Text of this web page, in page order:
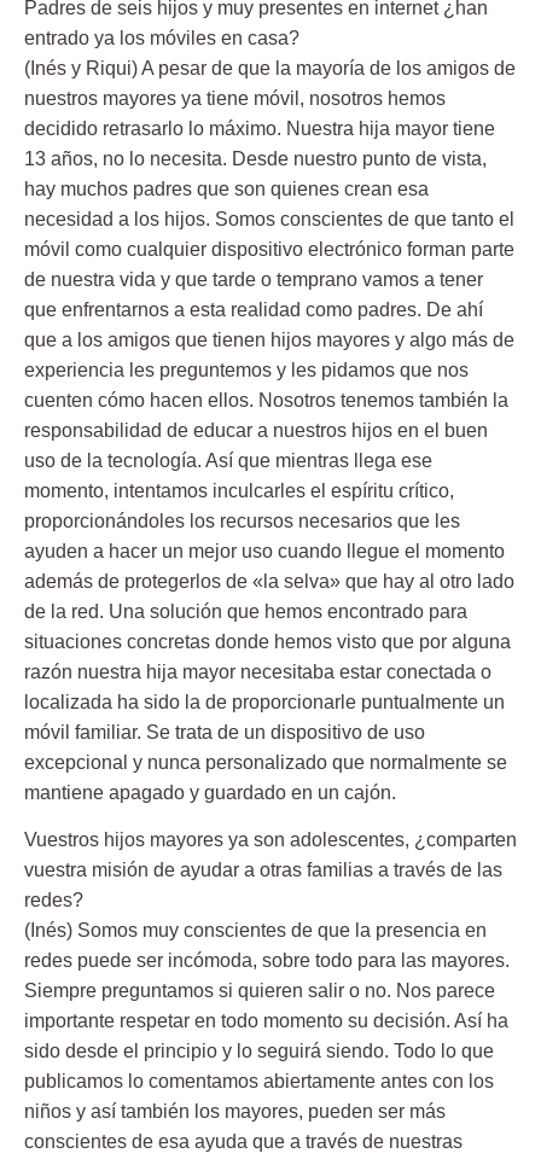
Padres de seis hijos y muy presentes en internet ¿han
entrado ya los móviles en casa?
(Inés y Riqui) A pesar de que la mayoría de los amigos de
nuestros mayores ya tiene móvil, nosotros hemos
decidido retrasarlo lo máximo. Nuestra hija mayor tiene
13 años, no lo necesita. Desde nuestro punto de vista,
hay muchos padres que son quienes crean esa
necesidad a los hijos. Somos conscientes de que tanto el
móvil como cualquier dispositivo electrónico forman parte
de nuestra vida y que tarde o temprano vamos a tener
que enfrentarnos a esta realidad como padres. De ahí
que a los amigos que tienen hijos mayores y algo más de
experiencia les preguntemos y les pidamos que nos
cuenten cómo hacen ellos. Nosotros tenemos también la
responsabilidad de educar a nuestros hijos en el buen
uso de la tecnología. Así que mientras llega ese
momento, intentamos inculcarles el espíritu crítico,
proporcionándoles los recursos necesarios que les
ayuden a hacer un mejor uso cuando llegue el momento
además de protegerlos de «la selva» que hay al otro lado
de la red. Una solución que hemos encontrado para
situaciones concretas donde hemos visto que por alguna
razón nuestra hija mayor necesitaba estar conectada o
localizada ha sido la de proporcionarle puntualmente un
móvil familiar. Se trata de un dispositivo de uso
excepcional y nunca personalizado que normalmente se
mantiene apagado y guardado en un cajón.
Vuestros hijos mayores ya son adolescentes, ¿comparten
vuestra misión de ayudar a otras familias a través de las
redes?
(Inés) Somos muy conscientes de que la presencia en
redes puede ser incómoda, sobre todo para las mayores.
Siempre preguntamos si quieren salir o no. Nos parece
importante respetar en todo momento su decisión. Así ha
sido desde el principio y lo seguirá siendo. Todo lo que
publicamos lo comentamos abiertamente antes con los
niños y así también los mayores, pueden ser más
conscientes de esa ayuda que a través de nuestras